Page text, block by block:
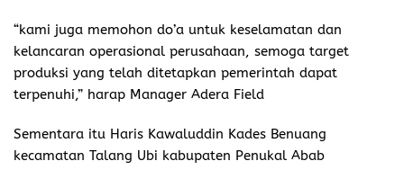
“kami juga memohon do’a untuk keselamatan dan
kelancaran operasional perusahaan, semoga target
produksi yang telah ditetapkan pemerintah dapat
terpenuhi,” harap Manager Adera Field
Sementara itu Haris Kawaluddin Kades Benuang
kecamatan Talang Ubi kabupaten Penukal Abab